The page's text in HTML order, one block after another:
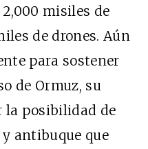
misiles de
de drones. Aún
para sostener
de Ormuz, su
la posibilidad de
antibuque que